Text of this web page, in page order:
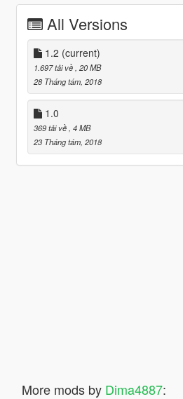
All Versions
1.2 (current)
1.697 tải về , 20 MB
28 Tháng tám, 2018
1.0
369 tải về , 4 MB
23 Tháng tám, 2018
More mods by Dima4887: